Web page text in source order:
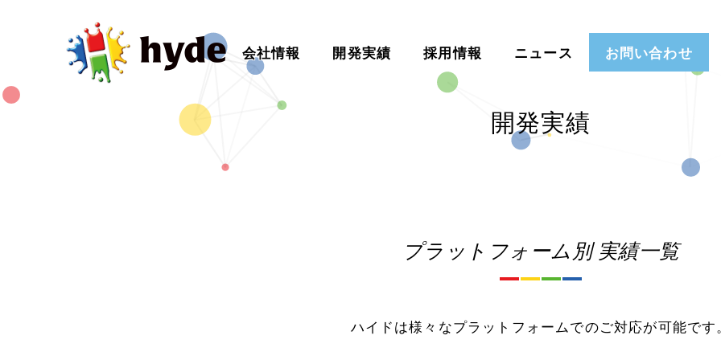
会社情報 開発実績 採用情報 ニュース お問い合わせ
開発実績
プラットフォーム別 実績一覧
ハイドは様々なプラットフォームでのご対応が可能です